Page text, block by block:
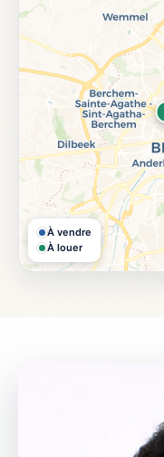
À vendre
À louer